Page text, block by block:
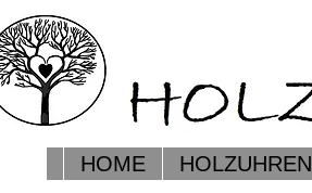
HOME HOLZUHREN